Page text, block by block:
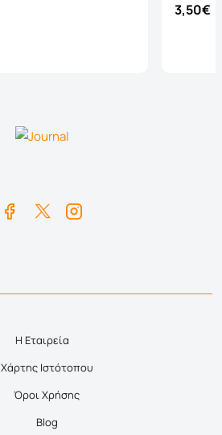
3,50€
Η Εταιρεία
Χάρτης Ιστότοπου
Όροι Χρήσης
Blog